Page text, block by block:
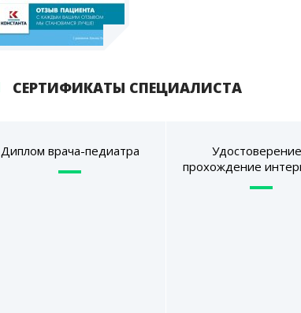
СЕРТИФИКАТЫ СПЕЦИАЛИСТА
Диплом врача-педиатра
прохождение